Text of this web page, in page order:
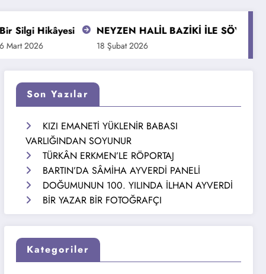
Hikâyesi NEYZEN HALİL BAZİKİ İLE SÖYLEŞİ
18 Şubat 2026
Son Yazılar
KIZI EMANETİ YÜKLENİR BABASI
VARLIĞINDAN SOYUNUR
TÜRKÂN ERKMEN’LE RÖPORTAJ
BARTIN’DA SÂMİHA AYVERDİ PANELİ
DOĞUMUNUN 100. YILINDA İLHAN AYVERDİ
BİR YAZAR BİR FOTOĞRAFÇI
Kategoriler